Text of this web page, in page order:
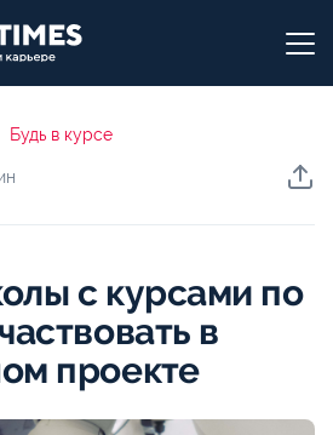
Будь в курсе
с курсами по
в
проекте